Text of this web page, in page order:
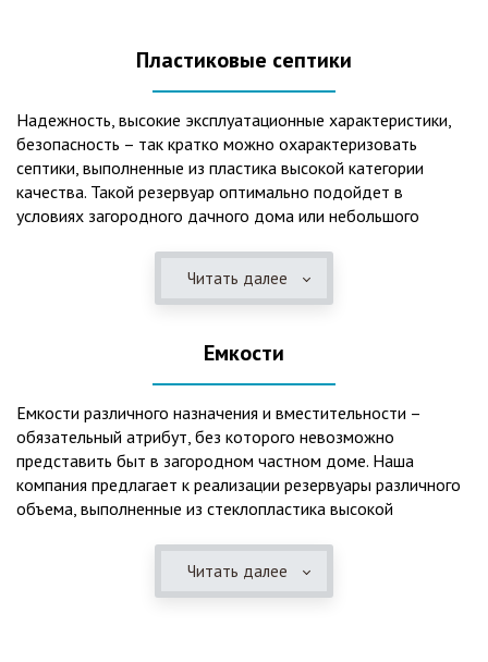
Пластиковые септики
Надежность, высокие эксплуатационные характеристики,
безопасность – так кратко можно охарактеризовать
септики, выполненные из пластика высокой категории
качества. Такой резервуар оптимально подойдет в
условиях загородного дачного дома или небольшого
механическая и биологическая очистка канализационных
Главная причина популярности пластиковых и
также отнести:
безупречное качество изготовления;
стойкость к высокому давлению грунта (даже в
ненаполненном состоянии);
полная герметичность, что гарантирует отсутствие
Читать далее
Емкости
Емкости различного назначения и вместительности –
обязательный атрибут, без которого невозможно
представить быт в загородном частном доме. Наша
компания предлагает к реализации резервуары различного
объема, выполненные из стеклопластика высокой
одна из основных сфер их практического использования –
это организация центров очистки, обустройство
Читать далее